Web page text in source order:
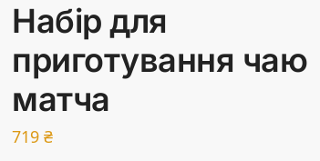
Набір для
приготування чаю
матча
719₴